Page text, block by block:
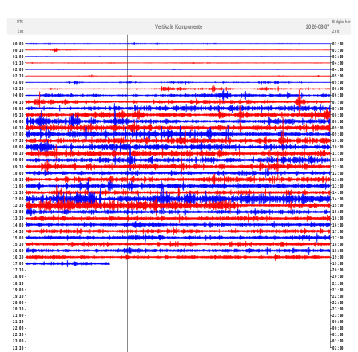
UTC
Zeit
Vertikale Komponente 2026-08-07
Belgischer
Zeit
00:00
00:30
01:00
01:30
02:00
02:30
03:00
03:30
04:00
04:30
05:00
05:30
06:00
06:30
07:00
07:30
08:00
08:30
09:00
09:30
10:00
10:30
11:00
11:30
12:00
12:30
13:00
13:30
14:00
14:30
15:00
15:30
16:00
16:30
17:00
17:30
18:00
18:30
19:00
19:30
20:00
20:30
21:00
21:30
22:00
22:30
23:00
23:30
02:30
03:00
03:30
04:00
04:30
05:00
05:30
06:00
06:30
07:00
07:30
08:00
08:30
09:00
09:30
10:00
10:30
11:00
11:30
12:00
12:30
13:00
13:30
14:00
14:30
15:00
15:30
16:00
16:30
17:00
17:30
18:00
18:30
19:00
19:30
20:00
20:30
21:00
21:30
22:00
22:30
23:00
23:30
00:00
00:30
01:00
01:30
02:00